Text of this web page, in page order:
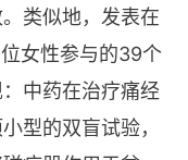
类似地，发表在
女性参与的39个
中药在治疗痛经
型的双盲试验，